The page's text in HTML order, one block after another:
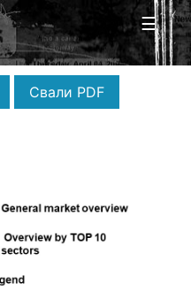
☰
Свали PDF